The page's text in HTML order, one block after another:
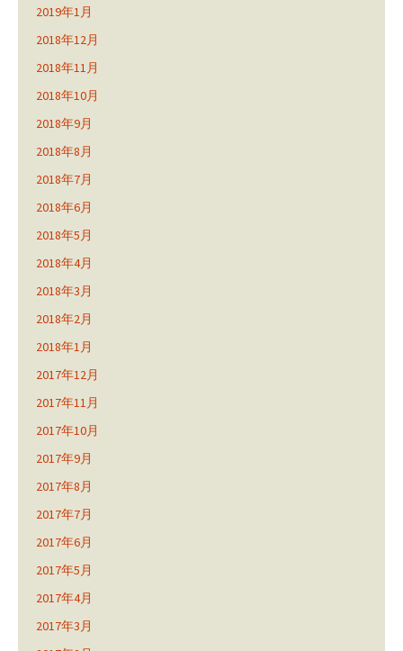
2019年1月
2018年12月
2018年11月
2018年10月
2018年9月
2018年8月
2018年7月
2018年6月
2018年5月
2018年4月
2018年3月
2018年2月
2018年1月
2017年12月
2017年11月
2017年10月
2017年9月
2017年8月
2017年7月
2017年6月
2017年5月
2017年4月
2017年3月